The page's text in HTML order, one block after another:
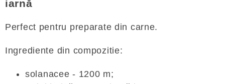
iarnă
Perfect pentru preparate din carne.
Ingrediente din compozitie:
solanacee - 1200 m;